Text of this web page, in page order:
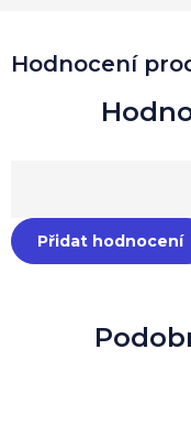
Hodnocení
Přidat hodnocení